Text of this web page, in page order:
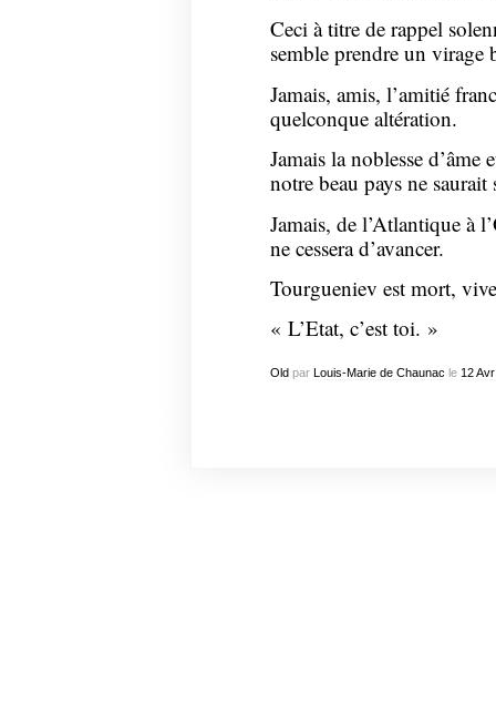
Ceci à titre de rappel
semble prendre un virage
Jamais, amis, l’amitié
quelconque altération.
Jamais la noblesse d’âme
notre beau pays ne
Jamais, de l’Atlantique à
ne cessera d’avancer.
Tourgueniev est mort,
« L’Etat, c’est toi. »
Oldpar Louis-Marie de Chaunac le 12 Avr